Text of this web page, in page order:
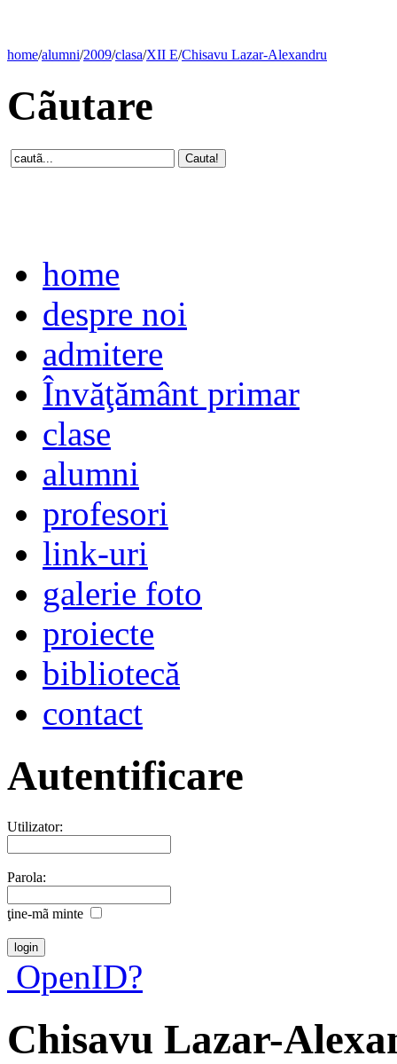
home/alumni/2009/clasa/XII E/Chisavu Lazar-Alexandru
Cãutare
home
despre noi
admitere
Învăţământ primar
clase
alumni
profesori
link-uri
galerie foto
proiecte
bibliotecă
contact
Autentificare
Utilizator:
Parola:
ţine-mã minte
OpenID?
Chisavu Lazar-